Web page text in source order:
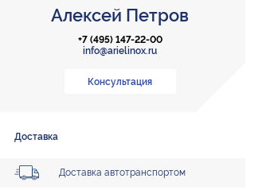
Алексей Петров
+7 (495) 147-22-00
info@arielinox.ru
Консультация
Доставка
Доставка автотранспортом